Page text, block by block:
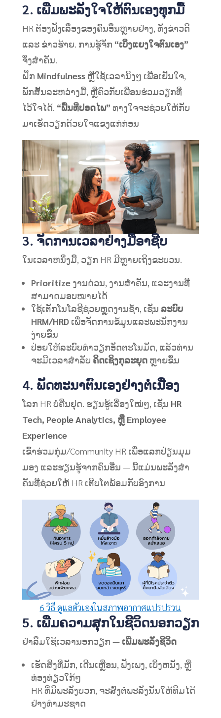
2. ເພີ່ມພະລັງໃຈໃຫ້ຕົນເອງທຸກມື້
HR ຕ້ອງຟັງເລື່ອງຂອງຄົນອື່ນຫຼາຍຢ່າງ, ທັງຂ່າວດີ
ແລະ ຂ່າວຮ້າຍ. ການຮູ້ຈັກ “ເບິ່ງແຍງໃຈຕົນເອງ”
ຈຶ່ງສຳຄັນ.
ຝຶກ Mindfulnessຫຼືໃຊ້ເວລານິງໆ ເພື່ອເຢັນໃຈ,
ພັກສັ້ນລະຫວ່າງມື້, ຫຼືຄົວກັບເພື່ອນຮ່ວມວຽກທີ່
ໄວ້ໃຈໄດ້. “ພື້ນທີ່ປອດໄພ” ທາງໃຈຈະຊ່ວຍໃຫ້ກັບ
ມາເຮັດວຽກດ້ວຍໃຈແຂງແກ່ກ່ອນ
3. ຈັດການເວລາຢ່າງມືອາຊີບ
ໃນເວລາຫນຶ່ງມື້, ວຽກ HR ມີຫຼາຍເຖິງຂະບວນ.
Prioritizeງານດ່ວນ, ງານສໍາຄັນ, ແລະງານທີ່
ສາມາດມອບໝາຍໄດ້
ໃຊ້ເຕັກໂນໂລຊີຊ່ວຍຫຼຸດງານຊໍ້າ, ເຊັ່ນ ລະບົບ
HRM/HRDເພື່ອຈັດການຂໍ້ມູນແລະພະນັກງານ
ງ່າຍຂຶ້ນ
ປ່ອຍໃຫ້ລະບົບທຳວຽກອັດຕະໂນມັດ, ແລ້ວທ່ານ
ຈະມີເວລາສໍາລັບ ຄິດເຊິງກຸລະຍຸດຫຼາຍຂຶ້ນ
4. ພັດທະນາຕົນເອງຢ່າງຕໍ່ເນື່ອງ
ໂລກ HR ບໍ່ຄືນຢຸດ. ຮຽນຮູ້ເລື່ອງໃໝ່ໆ, ເຊັ່ນ HR
Tech, People Analytics, ຫຼື Employee
Experience
ເຂົ້າຮ່ວມກຸ່ມ/Community HR ເພື່ອແລກປ່ຽນມຸມ
ມອງ ແລະຮຽນຮູ້ຈາກຄົນອື່ນ — ນີ້ແມ່ນພະລັງສໍາ
ຄັນທີ່ຊ່ວຍໃຫ້ HR ເຕີບໂຕພ້ອມກັບອົງການ
6 วิธี ดูแลตัวเองในสภาพอากาศแปรปรวน
5. ເພີ່ມຄວາມສຸກໃນຊີວິດນອກວຽກ
ຢ່າລືມໃຊ້ເວລານອກວຽກ — ເພີ່ມພະລັງຊີວິດ
ເຮັດສິ່ງທີ່ມັກ, ເດີນເຫຼືອນ, ຟັງເພງ, ເບິ່ງຫນັງ, ຫຼື
ທ່ອງທ່ຽວໃກ້ໆ
HR ທີ່ມີພະລັງບວກ, ຈະສົ່ງຕໍ່ພະລັງນັ້ນໃຫ້ທີມໄດ້
ຢ່າງທຳມະຊາດ